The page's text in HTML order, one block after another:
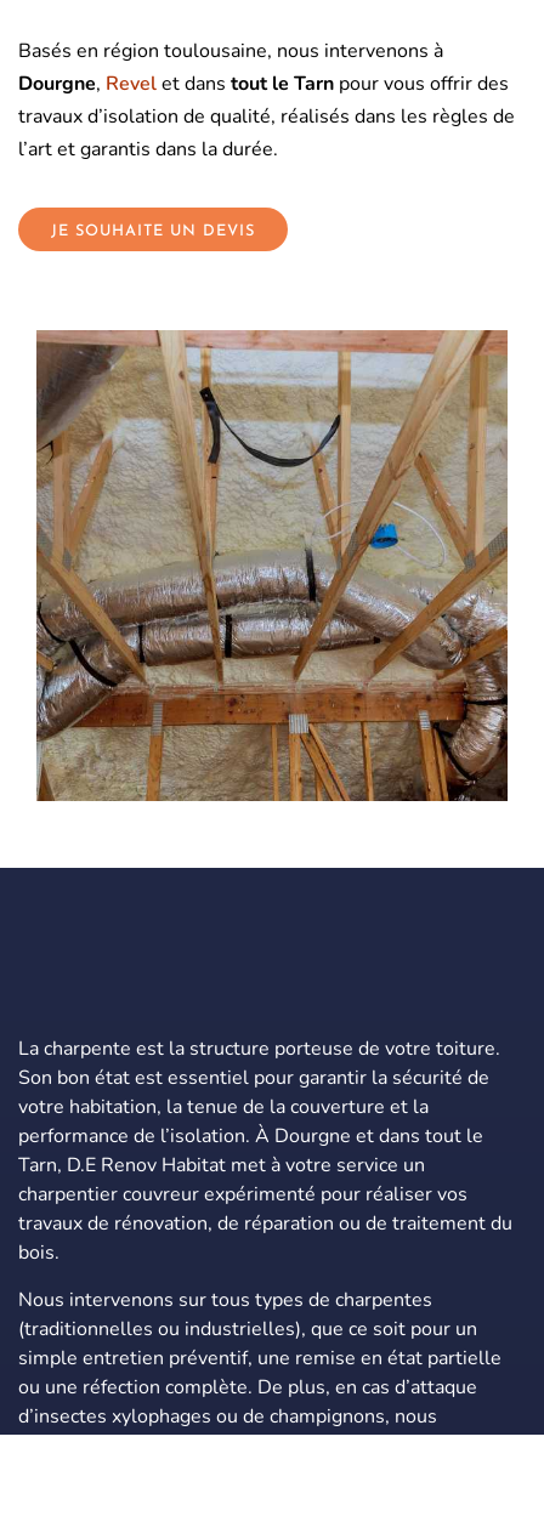
Basés en région toulousaine, nous intervenons à
Dourgne, Revelet dans tout le Tarn pour vous offrir des
travaux d’isolation de qualité, réalisés dans les règles de
l’art et garantis dans la durée.
JE SOUHAITE UN DEVIS
La charpente est la structure porteuse de votre toiture.
Son bon état est essentiel pour garantir la sécurité de
votre habitation, la tenue de la couverture et la
performance de l’isolation. À Dourgne et dans tout le
Tarn, D.E Renov Habitat met à votre service un
charpentier couvreur expérimenté pour réaliser vos
travaux de rénovation, de réparation ou de traitement du
bois.
Nous intervenons sur tous types de charpentes
(traditionnelles ou industrielles), que ce soit pour un
simple entretien préventif, une remise en état partielle
ou une réfection complète. De plus, en cas d’attaque
d’insectes xylophages ou de champignons, nous